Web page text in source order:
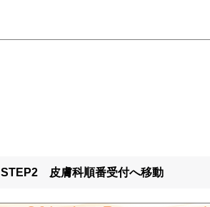
STEP2 皮膚科順番受付へ移動